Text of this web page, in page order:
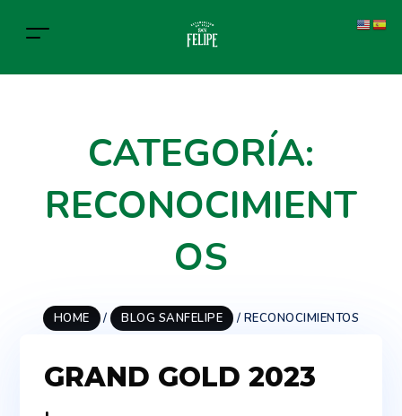
CATEGORÍA:
RECONOCIMIENT
OS
HOME / BLOG SANFELIPE / RECONOCIMIENTOS
GRAND GOLD 2023